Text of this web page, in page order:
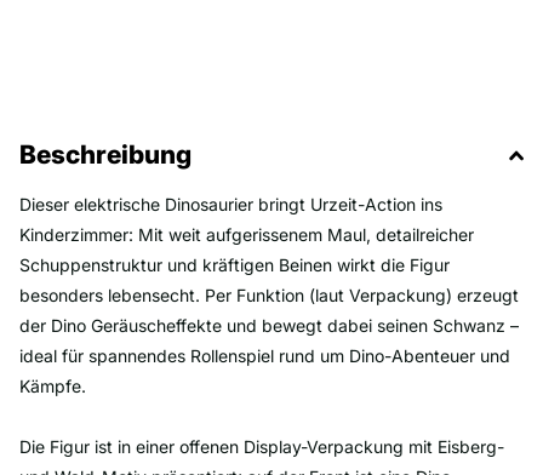
Beschreibung
Dieser elektrische Dinosaurier bringt Urzeit-Action ins
Kinderzimmer: Mit weit aufgerissenem Maul, detailreicher
Schuppenstruktur und kräftigen Beinen wirkt die Figur
besonders lebensecht. Per Funktion (laut Verpackung) erzeugt
der Dino Geräuscheffekte und bewegt dabei seinen Schwanz –
ideal für spannendes Rollenspiel rund um Dino-Abenteuer und
Kämpfe.
Die Figur ist in einer offenen Display-Verpackung mit Eisberg-